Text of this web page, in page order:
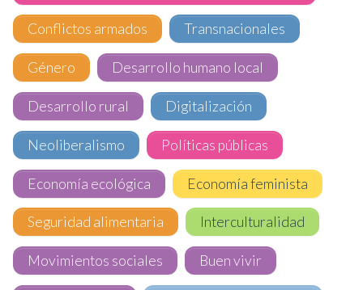
Conflictos armados Transnacionales
Género Desarrollo humano local
Desarrollo rural Digitalización
Neoliberalismo Políticas públicas
Economía ecológica Economía feminista
Seguridad alimentaria Interculturalidad
Movimientos sociales Buen vivir